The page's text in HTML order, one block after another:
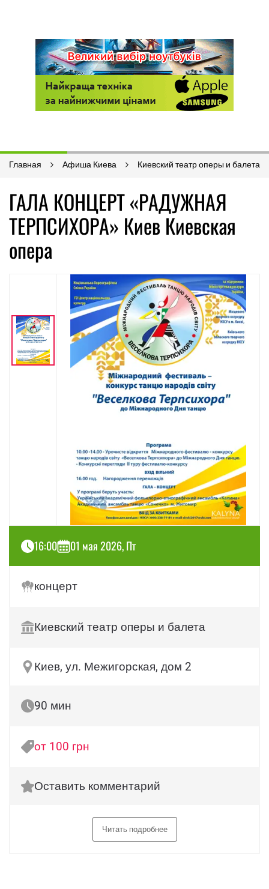
Главная Афиша Киева Киевский театр оперы и балета
ГАЛА КОНЦЕРТ «РАДУЖНАЯ
ТЕРПСИХОРА» Киев Киевская
опера
16:00 01 мая 2026, Пт
концерт
Киевский театр оперы и балета
Киев, ул. Межигорская, дом 2
90 мин
от 100 грн
Оставить комментарий
Читать подробнее